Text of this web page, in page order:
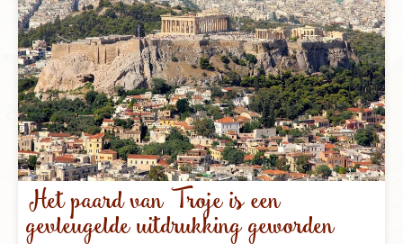
Het paard van Troje is een
gevleugelde uitdrukking geworden